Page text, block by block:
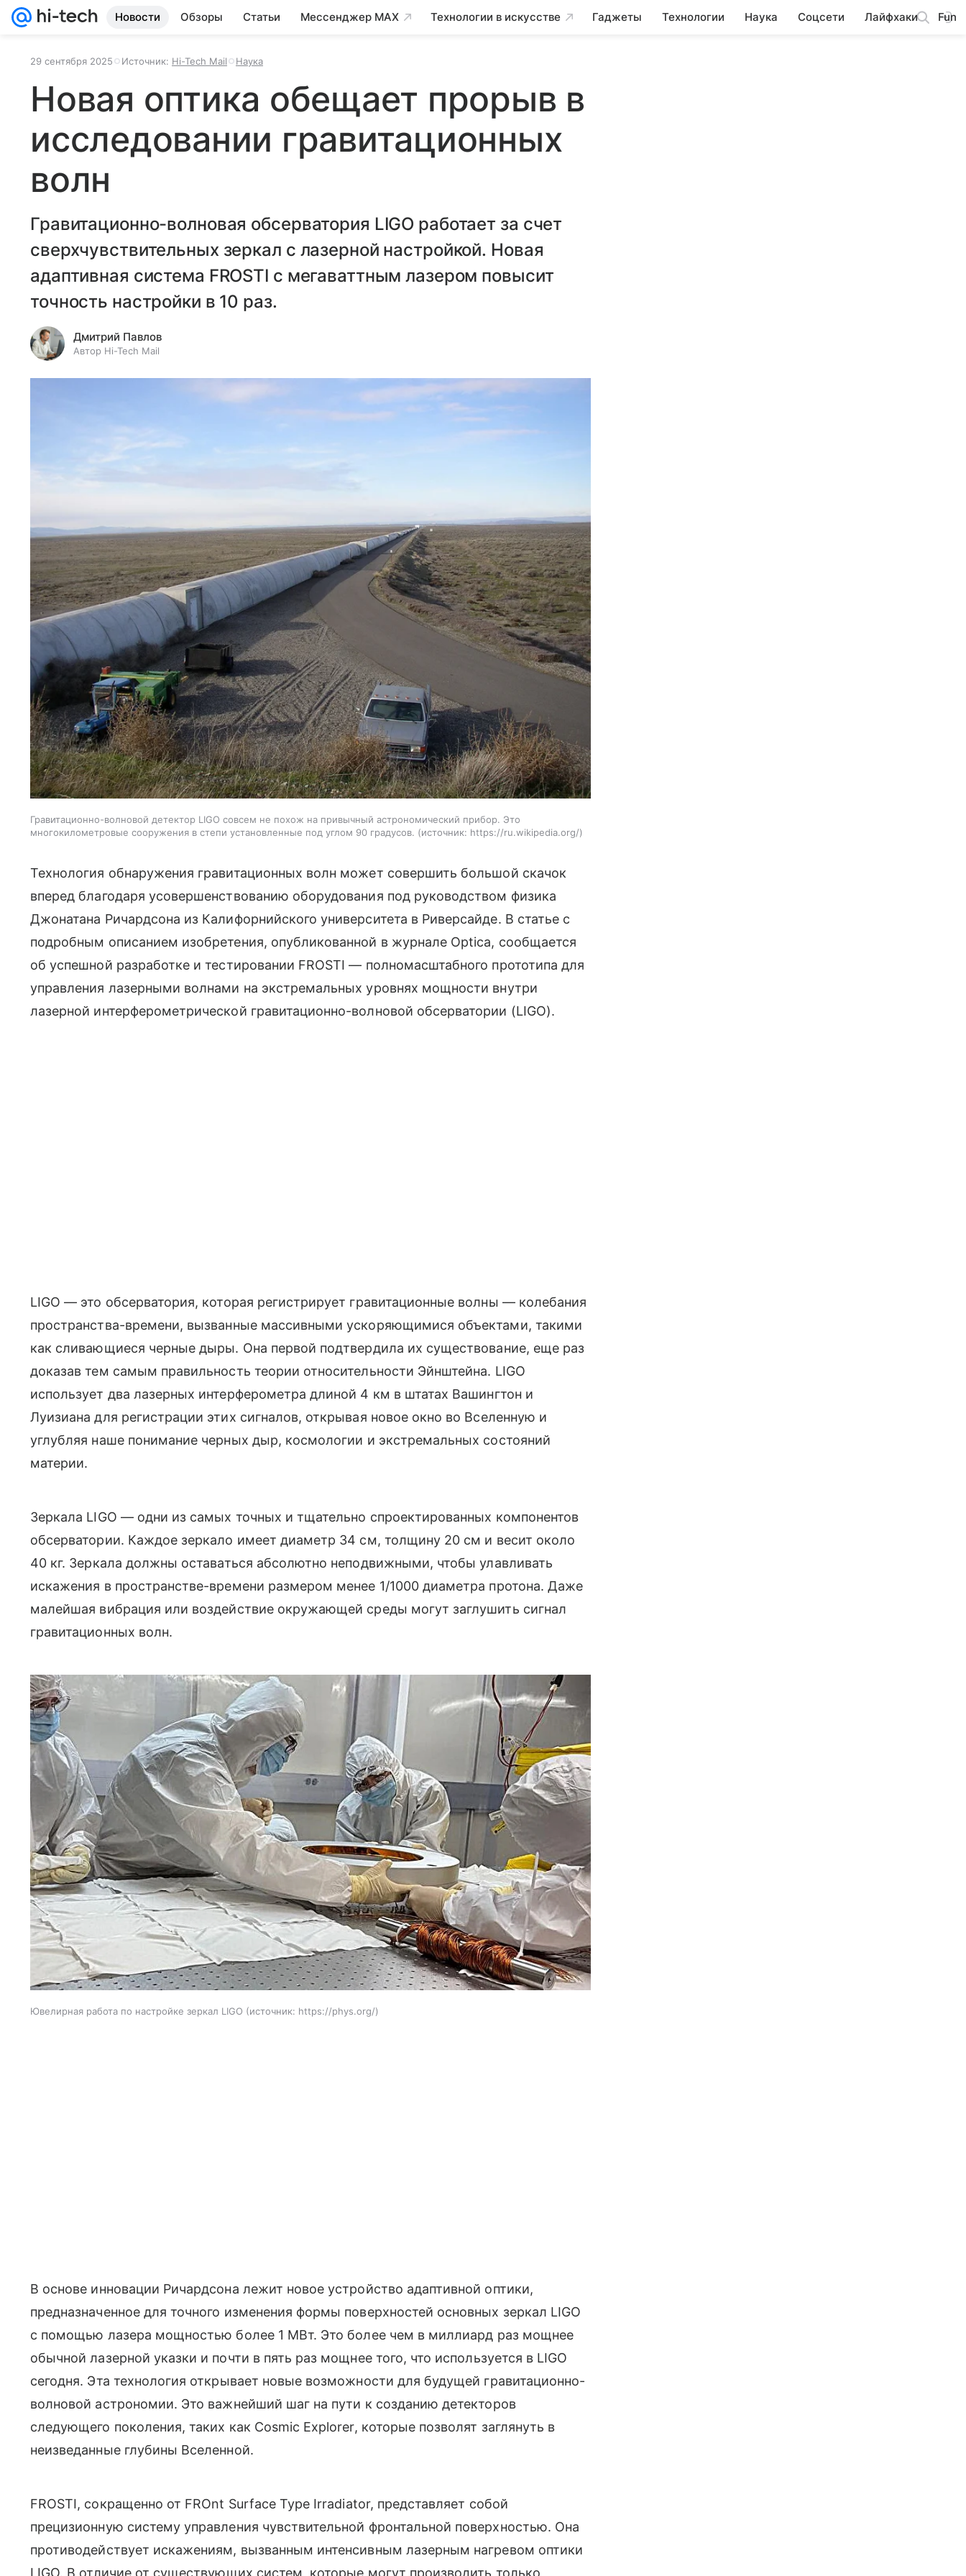
Новости Обзоры Статьи Мессенджер MAX Технологии в искусстве Гаджеты Технологии Наука Соцсети Лайфхаки Fun
29 сентября 2025 Источник: Hi-Tech Mail Наука
Новая оптика обещает прорыв в
исследовании гравитационных
волн
Гравитационно-волновая обсерватория LIGO работает за счет
сверхчувствительных зеркал с лазерной настройкой. Новая
адаптивная система FROSTI с мегаваттным лазером повысит
точность настройки в 10 раз.
Дмитрий Павлов
Автор Hi-Tech Mail
Гравитационно-волновой детектор LIGO совсем не похож на привычный астрономический прибор. Это
многокилометровые сооружения в степи установленные под углом 90 градусов.
источник: https://ru.wikipedia.org/
Технология обнаружения гравитационных волн может совершить большой скачок
вперед благодаря усовершенствованию оборудования под руководством физика
Джонатана Ричардсона из Калифорнийского университета в Риверсайде. В статье с
подробным описанием изобретения, опубликованной в журнале Optica, сообщается
об успешной разработке и тестировании FROSTI — полномасштабного прототипа для
управления лазерными волнами на экстремальных уровнях мощности внутри
лазерной интерферометрической гравитационно-волновой обсерватории (LIGO).
LIGO — это обсерватория, которая регистрирует гравитационные волны — колебания
пространства-времени, вызванные массивными ускоряющимися объектами, такими
как сливающиеся черные дыры. Она первой подтвердила их существование, еще раз
доказав тем самым правильность теории относительности Эйнштейна. LIGO
использует два лазерных интерферометра длиной 4 км в штатах Вашингтон и
Луизиана для регистрации этих сигналов, открывая новое окно во Вселенную и
углубляя наше понимание черных дыр, космологии и экстремальных состояний
материи.
Зеркала LIGO — одни из самых точных и тщательно спроектированных компонентов
обсерватории. Каждое зеркало имеет диаметр 34 см, толщину 20 см и весит около
40 кг. Зеркала должны оставаться абсолютно неподвижными, чтобы улавливать
искажения в пространстве-времени размером менее 1/1000 диаметра протона. Даже
малейшая вибрация или воздействие окружающей среды могут заглушить сигнал
гравитационных волн.
Ювелирная работа по настройке зеркал LIGO источник: https://phys.org/
В основе инновации Ричардсона лежит новое устройство адаптивной оптики,
предназначенное для точного изменения формы поверхностей основных зеркал LIGO
с помощью лазера мощностью более 1 МВт. Это более чем в миллиард раз мощнее
обычной лазерной указки и почти в пять раз мощнее того, что используется в LIGO
сегодня. Эта технология открывает новые возможности для будущей гравитационно-
волновой астрономии. Это важнейший шаг на пути к созданию детекторов
следующего поколения, таких как Cosmic Explorer, которые позволят заглянуть в
неизведанные глубины Вселенной.
FROSTI, сокращенно от FROnt Surface Type Irradiator, представляет собой
прецизионную систему управления чувствительной фронтальной поверхностью. Она
противодействует искажениям, вызванным интенсивным лазерным нагревом оптики
LIGO. В отличие от существующих систем, которые могут производить только